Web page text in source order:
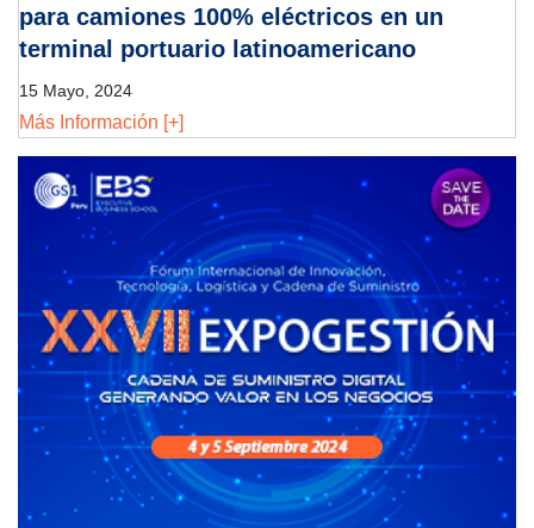
para camiones 100% eléctricos en un
terminal portuario latinoamericano
15 Mayo, 2024
Más Información [+]